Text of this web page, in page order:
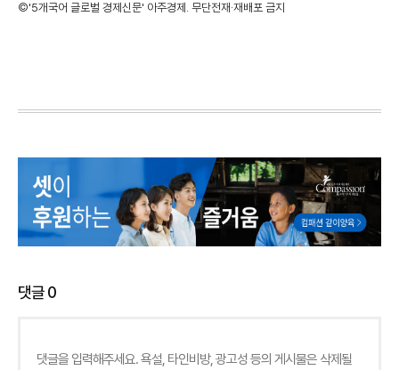
©'5개국어 글로벌 경제신문' 아주경제. 무단전재·재배포 금지
댓글0